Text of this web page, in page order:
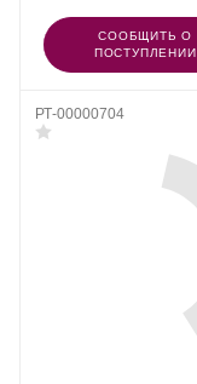
СООБЩИТЬ О
ПОСТУПЛЕНИИ
РТ-00000704